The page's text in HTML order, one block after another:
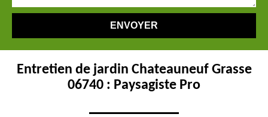
Entretien de jardin Chateauneuf Grasse
06740 : Paysagiste Pro